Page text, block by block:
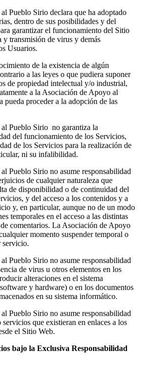
Pueblo Sirio declara que ha adoptado
dentro de sus posibilidades y del
garantizar el funcionamiento del Sitio
y transmisión de virus y demás
Usuarios.
de la existencia de algún
a las leyes o que pudiera suponer
de propiedad intelectual y/o industrial,
a la Asociación de Apoyo al
pueda proceder a la adopción de las
Pueblo Sirio no garantiza la
del funcionamiento de los Servicios,
de los Servicios para la realización de
ni su infalibilidad.
Pueblo Sirio no asume responsabilidad
de cualquier naturaleza que
de disponibilidad o de continuidad del
y del acceso a los contenidos y a
y, en particular, aunque no de un modo
temporales en el acceso a las distintas
comentarios. La Asociación de Apoyo
momento suspender temporal o
servicio.
Pueblo Sirio no asume responsabilidad
de virus u otros elementos en los
alteraciones en el sistema
y hardware) o en los documentos
en su sistema informático.
Pueblo Sirio no asume responsabilidad
que existieran en enlaces a los
el Sitio Web.
bajo la Exclusiva Responsabilidad